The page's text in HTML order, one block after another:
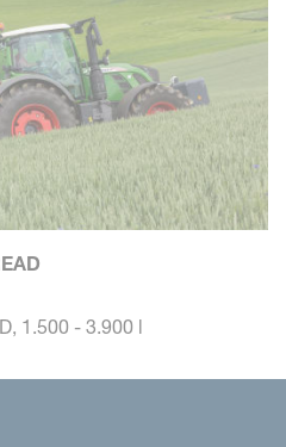
1.500 - 3.900 l